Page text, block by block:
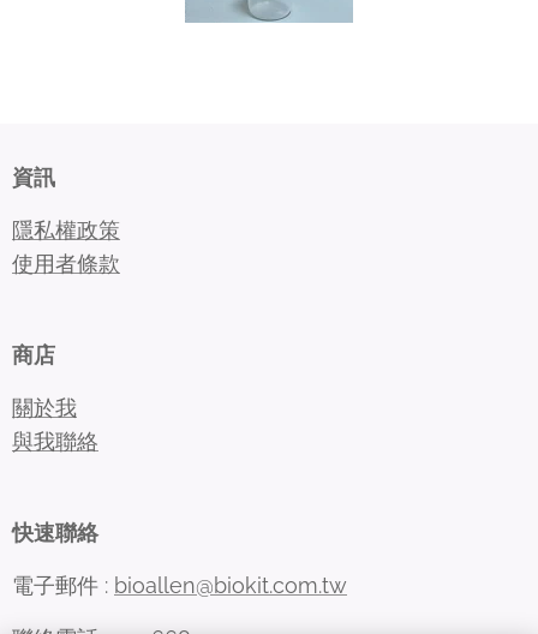
資訊
隱私權政策
使用者條款
商店
關於我
與我聯絡
快速聯絡
電子郵件 : bioallen@biokit.com.tw